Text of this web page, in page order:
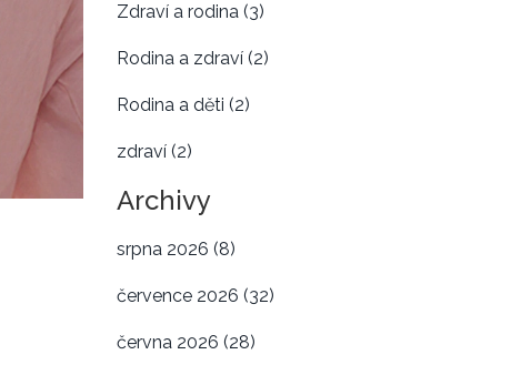
Zdraví a rodina (3)
Rodina a zdraví (2)
Rodina a děti (2)
zdraví (2)
Archivy
srpna 2026 (8)
července 2026 (32)
června 2026 (28)